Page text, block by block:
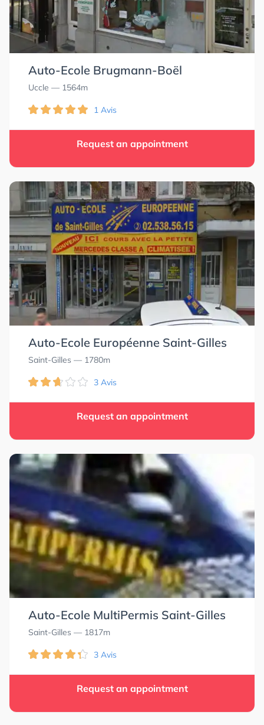
Auto-Ecole Brugmann-Boël
Uccle — 1564m
1 Avis
Request an appointment
Auto-Ecole Européenne Saint-Gilles
Saint-Gilles — 1780m
3 Avis
Request an appointment
Auto-Ecole MultiPermis Saint-Gilles
Saint-Gilles — 1817m
3 Avis
Request an appointment